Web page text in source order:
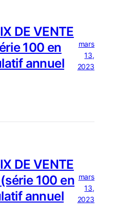
DE VENTE
100 en
annuel
mars
13,
2023
DE VENTE
(série 100 en
annuel
mars
13,
2023